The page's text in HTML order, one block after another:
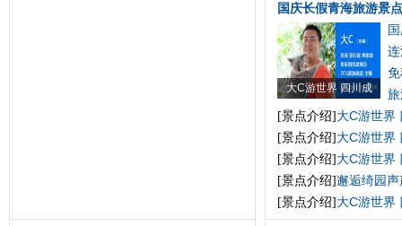
国庆长假青海旅游景
大C游世界 四川成
[景点介绍] 大C游世界
[景点介绍] 大C游世界
[景点介绍] 大C游世界
[景点介绍]邂逅绮园
[景点介绍] 大C游世界